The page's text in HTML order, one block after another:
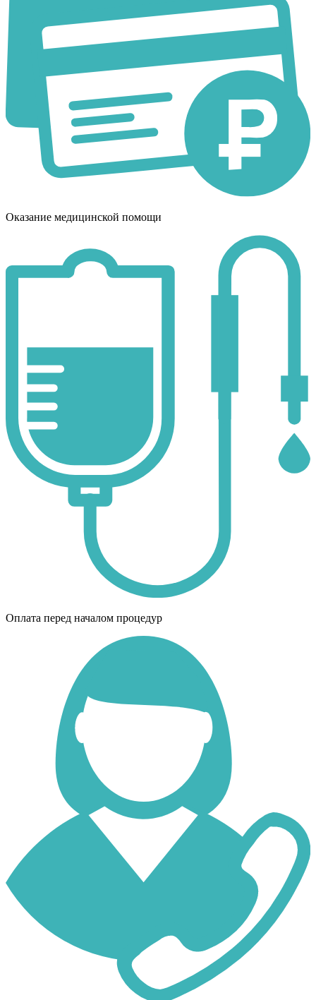
Оказание медицинской помощи
Оплата перед началом процедур